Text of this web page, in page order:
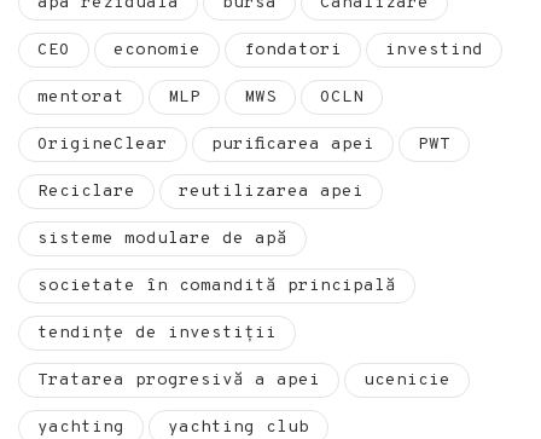
CEO economie fondatori investind
mentorat MLP MWS OCLN
OrigineClear purificarea apei PWT
Reciclare reutilizarea apei
sisteme modulare de apă
societate în comandită principală
tendințe de investiții
Tratarea progresivă a apei ucenicie
yachting yachting club